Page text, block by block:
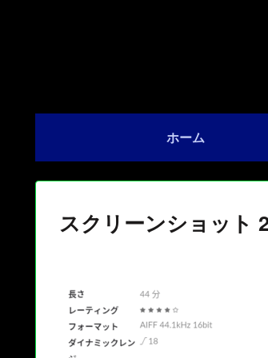
ホーム
スクリーンショット